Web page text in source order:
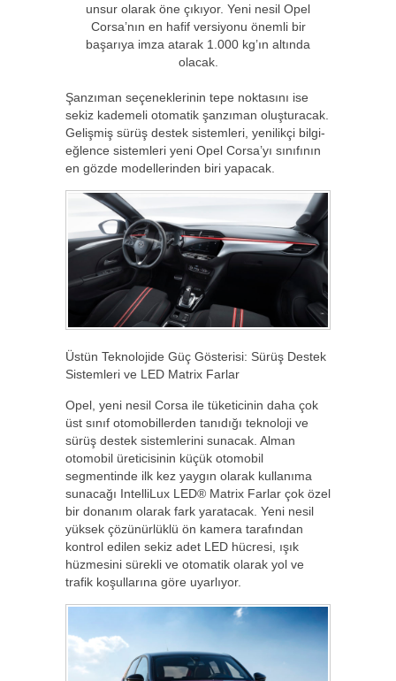
unsur olarak öne çıkıyor. Yeni nesil Opel
Corsa’nın en hafif versiyonu önemli bir
başarıya imza atarak 1.000 kg’ın altında
olacak.
Şanzıman seçeneklerinin tepe noktasını ise
sekiz kademeli otomatik şanzıman oluşturacak.
Gelişmiş sürüş destek sistemleri, yenilikçi bilgi-
eğlence sistemleri yeni Opel Corsa’yı sınıfının
en gözde modellerinden biri yapacak.
Üstün Teknolojide Güç Gösterisi: Sürüş Destek
Sistemleri ve LED Matrix Farlar
Opel, yeni nesil Corsa ile tüketicinin daha çok
üst sınıf otomobillerden tanıdığı teknoloji ve
sürüş destek sistemlerini sunacak. Alman
otomobil üreticisinin küçük otomobil
segmentinde ilk kez yaygın olarak kullanıma
sunacağı IntelliLux LED® Matrix Farlar çok özel
bir donanım olarak fark yaratacak. Yeni nesil
yüksek çözünürlüklü ön kamera tarafından
kontrol edilen sekiz adet LED hücresi, ışık
hüzmesini sürekli ve otomatik olarak yol ve
trafik koşullarına göre uyarlıyor.